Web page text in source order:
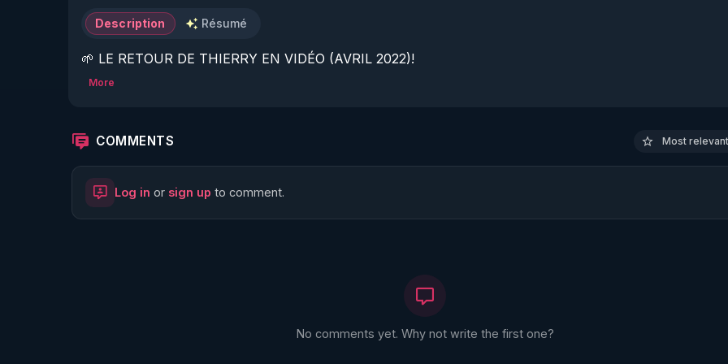
Description Résumé
🌱 LE RETOUR DE THIERRY EN VIDÉO (AVRIL 2022)!
🌱 LE MAGAZINE RÉGÉNÈRE
http://rgnr.li/ymag
More
COMMENTS Most
Log in or sign up to comment.
No comments yet. Why not write the first one?